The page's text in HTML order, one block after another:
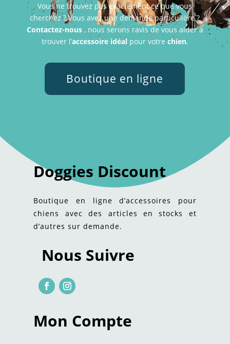
Vous ne trouvez pas exactement ce que vous
cherchez ? Vous avez une demande particulière ?
Contactez-nous, nous serons ravis de vous aider à
trouver l’accessoire idéalpour votrechien.
Boutique en ligne
Doggies Discount
Boutique en ligne d’accessoires pour
chiens avec des articles en stocks et
d’autres sur demande.
Nous Suivre
Mon Compte